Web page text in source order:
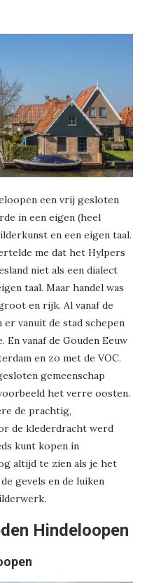
een vrij gesloten
in een eigen (heel
en een eigen taal.
me dat het Hylpers
niet als een dialect
taal. Maar handel was
en rijk. Al vanaf de
er vanuit de stad schepen
vanaf de Gouden Eeuw
en zo met de VOC.
gemeenschap
het verre oosten.
de prachtig,
de klederdracht werd
kunt kopen in
altijd te zien als je het
gevels en de luiken
Hindeloopen